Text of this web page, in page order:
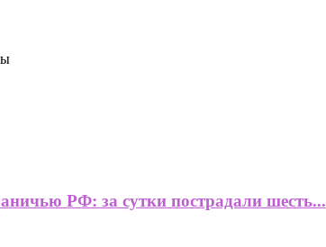
РФ: за сутки пострадали шесть...